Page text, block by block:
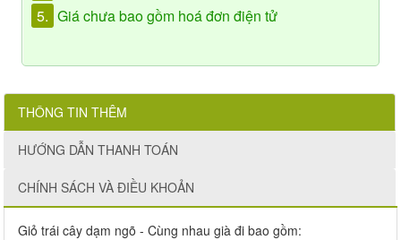
5. Giá chưa bao gồm hoá đơn điện tử
THÔNG TIN THÊM
HƯỚNG DẪN THANH TOÁN
CHÍNH SÁCH VÀ ĐIỀU KHOẢN
Giỏ trái cây dạm ngõ - Cùng nhau già đi bao gồm: